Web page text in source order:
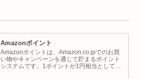
Amazonポイント
Amazonポイントは、Amazon.co.jpでのお買
い物やキャンペーンを通じて貯まるポイント
システムです。1ポイントが1円相当として、